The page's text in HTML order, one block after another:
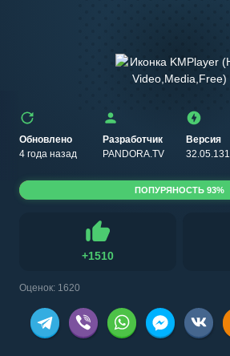
Обновлено
4 года назад
Разработчик
PANDORA.TV
Версия
32.05.131
+1510
Нравится
Оценок: 1620
ПОПУРЯНОСТЬ 93%